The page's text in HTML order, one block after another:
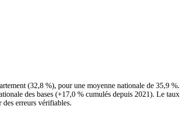
(32,8 %), pour une moyenne nationale de 35,9
des bases (+17,0 % cumulés depuis 2021). Le
des erreurs vérifiables.